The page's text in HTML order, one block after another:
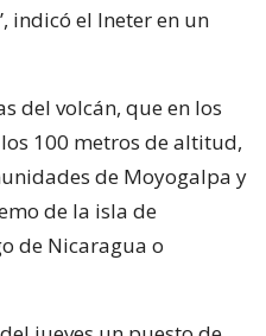
indicó el Ineter en un
del volcán, que en los
100 metros de altitud,
de Moyogalpa y
de la isla de
de Nicaragua o